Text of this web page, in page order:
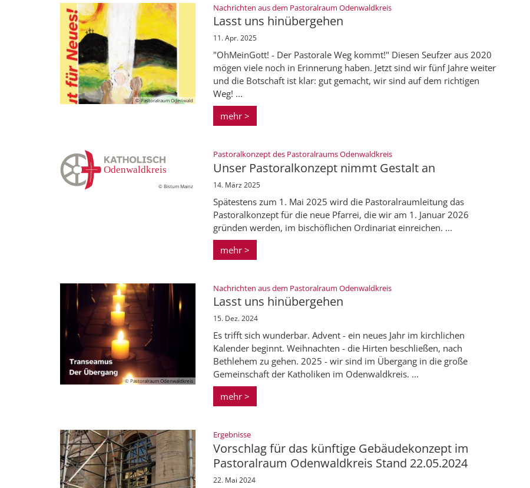
© Pastoralraum Odenwald
Nachrichten aus dem Pastoralraum Odenwaldkreis:
Lasst uns hinübergehen
11. Apr. 2025
"OhMeinGott! - Der Pastorale Weg kommt!" Diesen Seufzer aus 2020
mögen viele noch in Erinnerung haben. Jetzt sind wir fünf Jahre weiter
und die Botschaft ist klar: gut gemacht, wir sind auf dem richtigen
Weg! ...
mehr >
© Bistum Mainz
Pastoralkonzept des Pastoralraums Odenwaldkreis:
Unser Pastoralkonzept nimmt Gestalt an
14. März 2025
Spätestens zum 1. Mai 2025 wird die Pastoralraumleitung das
Pastoralkonzept für die neue Pfarrei, die wir am 1. Januar 2026
gründen werden, im bischöflichen Ordinariat einreichen. ...
mehr >
© Pastoralraum Odenwaldkreis
Nachrichten aus dem Pastoralraum Odenwaldkreis:
Lasst uns hinübergehen
15. Dez. 2024
Es trifft sich wunderbar. Advent - ein neues Jahr im kirchlichen
Kalender beginnt. Weihnachten - die Hirten beschließen, nach
Bethlehem zu gehen. 2025 - wir sind im Übergang in die große
Gemeinschaft der Katholiken im Odenwaldkreis. ...
mehr >
Ergebnisse:
Vorschlag für das künftige Gebäudekonzept im
Pastoralraum Odenwaldkreis Stand 22.05.2024
22. Mai 2024